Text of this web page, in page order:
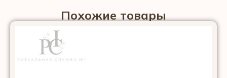
Похожие товары